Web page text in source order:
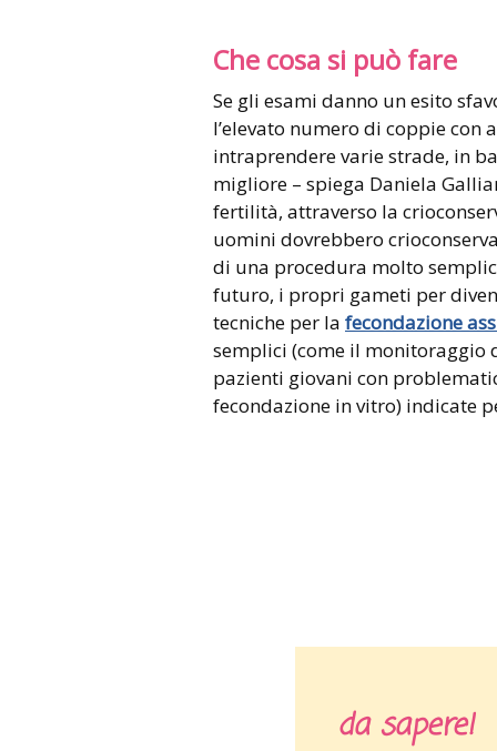
Che cosa si può fare
Se gli esami danno un esito
l’elevato numero di coppie
intraprendere varie strade, in
migliore – spiega Daniela
fertilità, attraverso la
uomini dovrebbero
di una procedura molto
futuro, i propri gameti per
tecniche per la fecondazione
semplici (come il monitoraggio
pazienti giovani con
fecondazione in vitro) indicate
da sapere!